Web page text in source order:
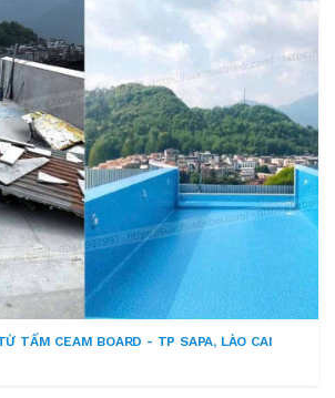
TẤM CEAM BOARD - TP SAPA, LÀO CAI